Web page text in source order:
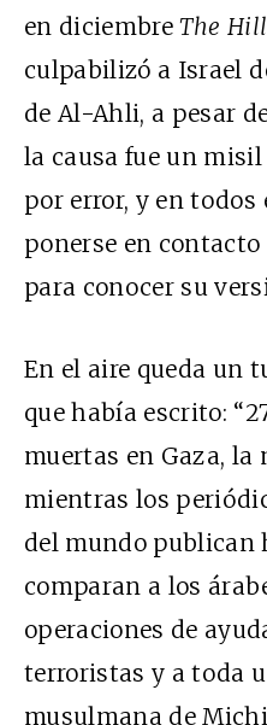
en diciembreThe Hill
culpabilizó a Israel
de Al-Ahli, a pesar
la causa fue un
por error, y en todos
ponerse en
para conocer su
En el aire queda un
que había escrito:
muertas en Gaza, la
mientras los
del mundo publican
comparan a los
operaciones de
terroristas y a toda
musulmana de